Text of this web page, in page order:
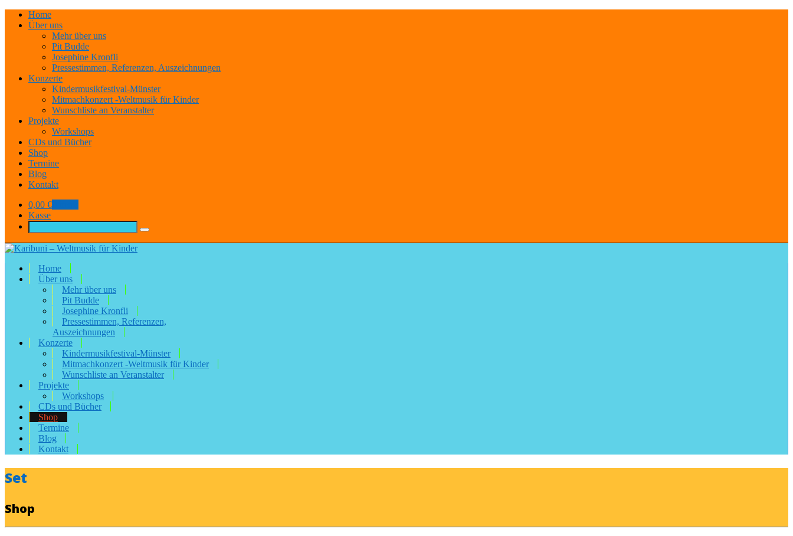
Home
Über uns
Mehr über uns
Pit Budde
Josephine Kronfli
Pressestimmen, Referenzen, Auszeichnungen
Konzerte
Kindermusikfestival-Münster
Mitmachkonzert -Weltmusik für Kinder
Wunschliste an Veranstalter
Projekte
Workshops
CDs und Bücher
Shop
Termine
Blog
Kontakt
0,00 €
Kasse
Home
Über uns
Mehr über uns
Pit Budde
Josephine Kronfli
Pressestimmen, Referenzen,
Auszeichnungen
Konzerte
Kindermusikfestival-Münster
Mitmachkonzert -Weltmusik für Kinder
Wunschliste an Veranstalter
Projekte
Workshops
CDs und Bücher
Shop
Termine
Blog
Kontakt
Set
Shop